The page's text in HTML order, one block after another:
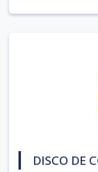
DISCO DE